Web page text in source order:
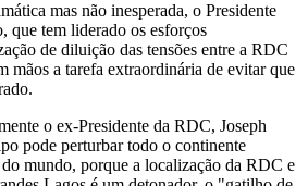
mas não inesperada, o Presidente
que tem liderado os esforços
de diluição das tensões entre a RDC
mãos a tarefa extraordinária de evitar que
o ex-Presidente da RDC, Joseph
pode perturbar todo o continente
mundo, porque a localização da RDC e